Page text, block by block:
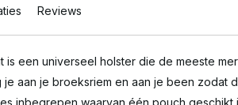
Reviews
is een universeel holster die de meeste
aan je broeksriem en aan je been zodat
inbegrepen waarvan één pouch geschikt